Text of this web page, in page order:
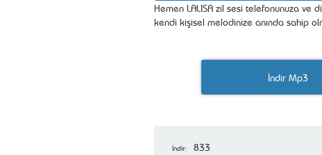
Hemen LALISA zil sesi telefonunuza ve
kendi kişisel melodinize anında sahip
İndir Mp3
İndir: 833